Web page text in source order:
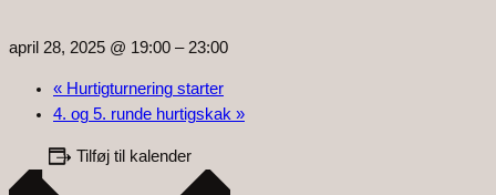
april 28, 2025 @ 19:00 – 23:00
« Hurtigturnering starter
4. og 5. runde hurtigskak »
Tilføj til kalender